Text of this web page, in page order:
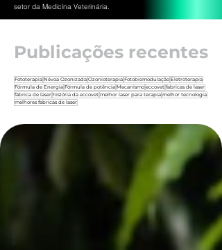
setor da Medicína Veterinária.
Publicações recentes
Fototerapia Névoa Ozonizada Ozonioterapia Fotobiomodulação Eletroterapia
Fórmula de Energia Fórmula de potência Mecanismo eccovet fabricas de laser
fábrica de laser história da eccovet melhor laser para terapia melhor tecnologia
melhores fabricas de laser